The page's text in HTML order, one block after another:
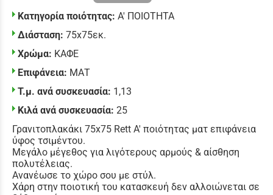
Κατηγορία ποιότητας: Α' ΠΟΙΟΤΗΤΑ
Διάσταση: 75x75εκ.
Χρώμα: ΚΑΦΕ
Επιφάνεια: ΜΑΤ
Τ.μ. ανά συσκευασία: 1,13
Κιλά ανά συσκευασία: 25
Γρανιτοπλακάκι 75x75 Rett Α' ποιότητας ματ επιφάνεια
ύφος τσιμέντου.
Μεγάλο μέγεθος για λιγότερους αρμούς & αίσθηση
πολυτέλειας.
Ανανέωσε το χώρο σου με στύλ.
Χάρη στην ποιοτική του κατασκευή δεν αλλοιώνεται σε